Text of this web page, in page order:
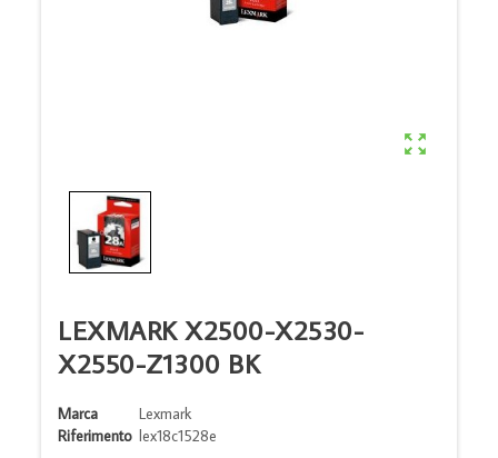

LEXMARK X2500-X2530-
X2550-Z1300 BK
Marca
Lexmark
Riferimento lex18c1528e